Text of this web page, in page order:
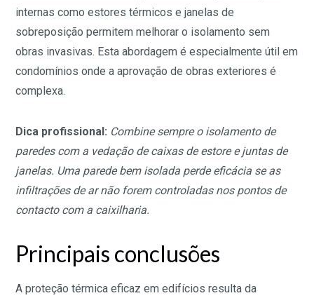
internas como estores térmicos e janelas de
sobreposição permitem melhorar o isolamento sem
obras invasivas. Esta abordagem é especialmente útil em
condomínios onde a aprovação de obras exteriores é
complexa.
Dica profissional: Combine sempre o isolamento de
paredes com a vedação de caixas de estore e juntas de
janelas. Uma parede bem isolada perde eficácia se as
infiltrações de ar não forem controladas nos pontos de
contacto com a caixilharia.
Principais conclusões
A proteção térmica eficaz em edifícios resulta da